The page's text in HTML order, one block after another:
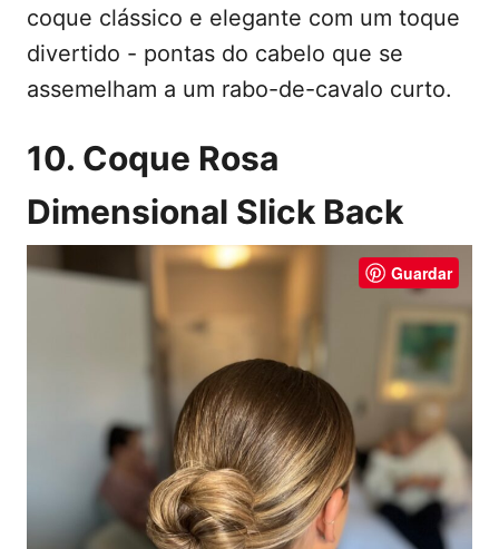
coque clássico e elegante com um toque
divertido - pontas do cabelo que se
assemelham a um rabo-de-cavalo curto.
10. Coque Rosa
Dimensional Slick Back
Guardar